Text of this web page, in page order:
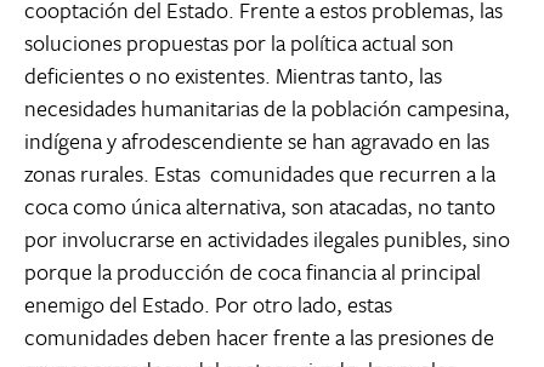
cooptación del Estado. Frente a estos problemas, las
soluciones propuestas por la política actual son
deficientes o no existentes. Mientras tanto, las
necesidades humanitarias de la población campesina,
indígena y afrodescendiente se han agravado en las
zonas rurales. Estas comunidades que recurren a la
coca como única alternativa, son atacadas, no tanto
por involucrarse en actividades ilegales punibles, sino
porque la producción de coca financia al principal
enemigo del Estado. Por otro lado, estas
comunidades deben hacer frente a las presiones de